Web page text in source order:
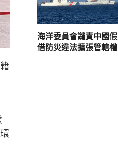
海洋委員會譴責中國假
借防災違法擴張管轄權